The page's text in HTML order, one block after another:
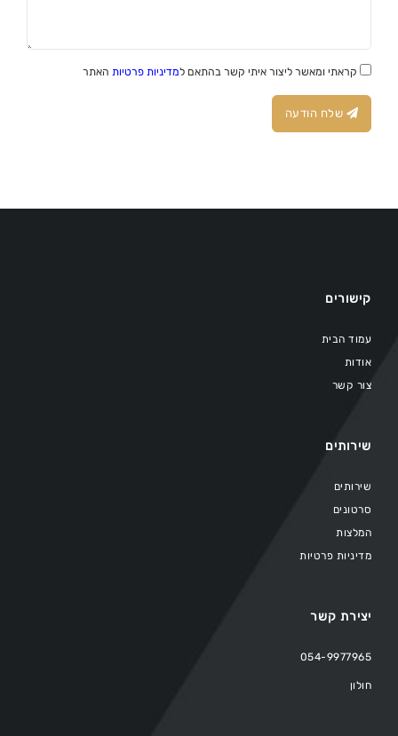
קראתי ומאשר ליצור איתי קשר בהתאם למדיניות פרטיות האתר
שלח הודעה
קישורים
עמוד הבית
אודות
צור קשר
שירותים
שירותים
סרטונים
המלצות
מדיניות פרטיות
יצירת קשר
054-9977965
חולון